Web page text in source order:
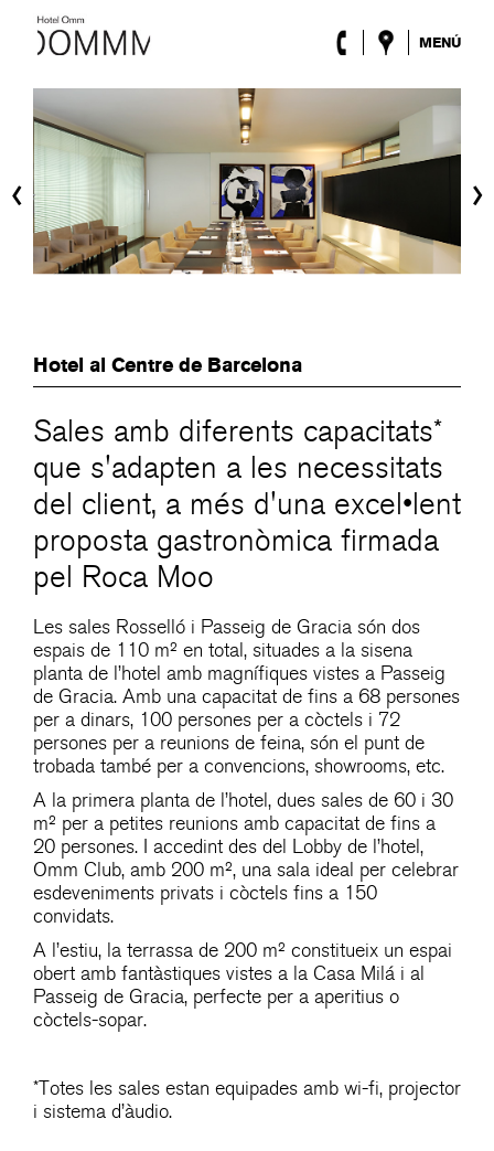
MENÚ
L’Hotel
Habitacions
Roca Barcelona
Spa
Terrassa
Lobby & Club
Esdeveniments
Promocions
‹ ›
Hotel al Centre de Barcelona
Sales amb diferents capacitats*
que s'adapten a les necessitats
del client, a més d'una excel•lent
proposta gastronòmica firmada
pel Roca Moo
Les sales Rosselló i Passeig de Gracia són dos
espais de 110 m² en total, situades a la sisena
planta de l’hotel amb magnífiques vistes a Passeig
de Gracia. Amb una capacitat de fins a 68 persones
per a dinars, 100 persones per a còctels i 72
persones per a reunions de feina, són el punt de
trobada també per a convencions, showrooms, etc.
A la primera planta de l’hotel, dues sales de 60 i 30
m² per a petites reunions amb capacitat de fins a
20 persones. I accedint des del Lobby de l’hotel,
Omm Club, amb 200 m², una sala ideal per celebrar
esdeveniments privats i còctels fins a 150
convidats.
A l’estiu, la terrassa de 200 m² constitueix un espai
obert amb fantàstiques vistes a la Casa Milá i al
Passeig de Gracia, perfecte per a aperitius o
còctels-sopar.
*Totes les sales estan equipades amb wi-fi, projector
i sistema d’àudio.